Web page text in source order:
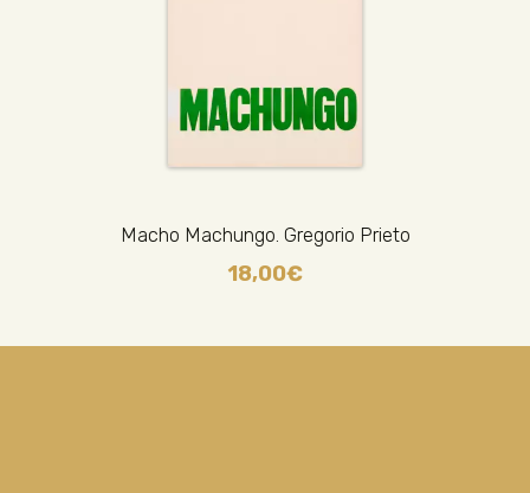
Macho Machungo. Gregorio Prieto
18,00€